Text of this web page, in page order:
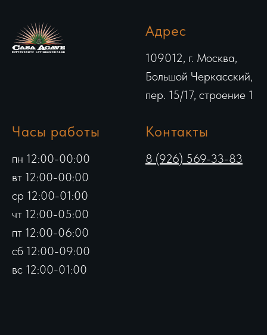
Адрес
109012, г. Москва,
Большой Черкасский,
пер. 15/17, строение 1
Часы работы
пн 12:00-00:00
вт 12:00-00:00
ср 12:00-01:00
чт 12:00-05:00
пт 12:00-06:00
сб 12:00-09:00
вс 12:00-01:00
Контакты
8 (926) 569-33-83